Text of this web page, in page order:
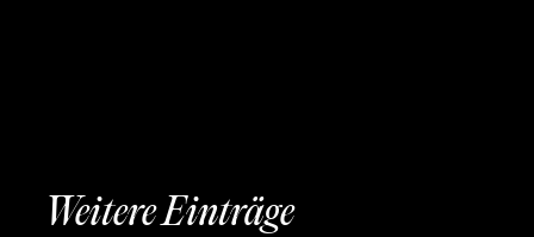
Weitere Einträge